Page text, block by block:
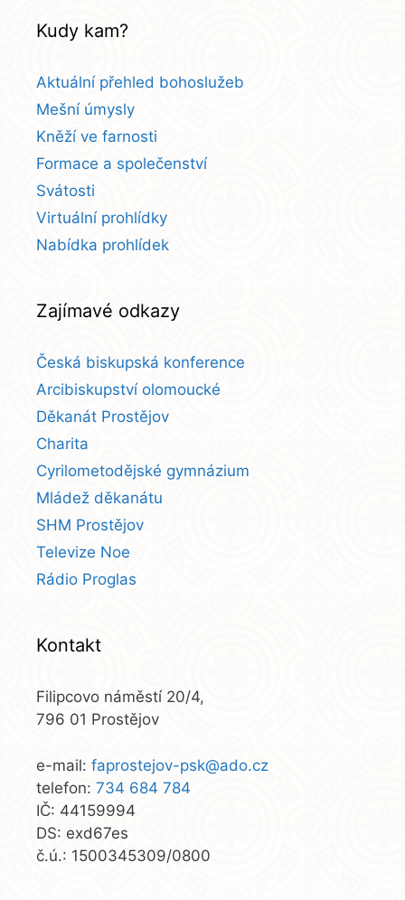
Kudy kam?
Aktuální přehled bohoslužeb
Mešní úmysly
Kněží ve farnosti
Formace a společenství
Svátosti
Virtuální prohlídky
Nabídka prohlídek
Zajímavé odkazy
Česká biskupská konference
Arcibiskupství olomoucké
Děkanát Prostějov
Charita
Cyrilometodějské gymnázium
Mládež děkanátu
SHM Prostějov
Televize Noe
Rádio Proglas
Kontakt
Filipcovo náměstí 20/4,
796 01 Prostějov
e-mail: faprostejov-psk@ado.cz
telefon: 734 684 784
IČ: 44159994
DS: exd67es
č.ú.: 1500345309/0800